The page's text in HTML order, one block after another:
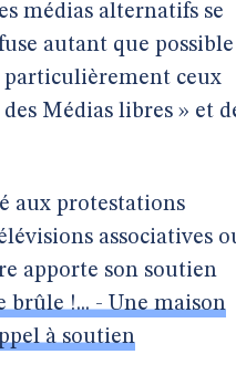
médias alternatifs se
autant que possible
ceux
Médias libres » et
aux protestations
associatives
apporte son soutien
brûle !... - Une maison
à soutien